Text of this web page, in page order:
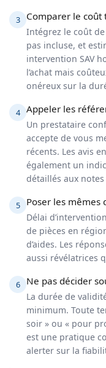
3 Comparer le coût
Intégrez le coût
pas incluse, et
intervention SAV
l’achat mais
onéreux sur la
4 Appeler les
Un prestataire
accepte de vous
récents. Les avis
également un
détaillés aux notes
5 Poser les mêmes
Délai
de pièces en
d’aides. Les
aussi révélatrices
6 Ne pas décider
La durée de
minimum. Toute
soir » ou « pour
est une pratique
alerter sur la